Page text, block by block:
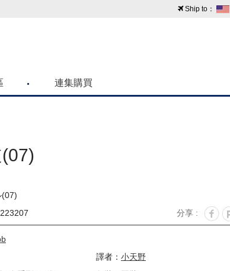
Ship to：
連集購買
(07)
分享 :
譯者： 小天野